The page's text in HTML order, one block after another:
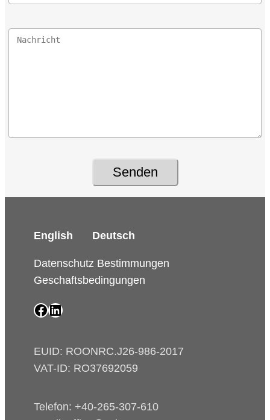
Senden
English Deutsch
Datenschutz Bestimmungen
Geschaftsbedingungen
SAIP Facebook page
SAIP LinkedIn page
EUID: ROONRC.J26-986-2017
VAT-ID: RO37692059
Telefon: +40-265-307-610